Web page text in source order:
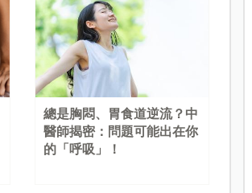
總是胸悶、胃食道逆流？中
醫師揭密：問題可能出在你
的「呼吸」！